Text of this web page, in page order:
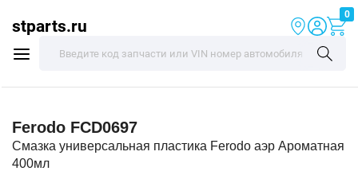
stparts.ru
0
Ferodo FCD0697
Смазка универсальная пластика Ferodo аэр Ароматная
400мл